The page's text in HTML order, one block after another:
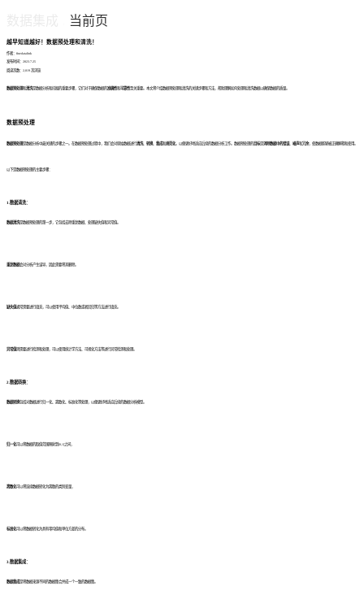
当前页
越早知道越好！数据预处理和清洗！
作者：finedatalink
发布时间：2023.7.25
阅读次数：2,019 次浏览
数据预处理 和 清洗 是数据分析和挖掘的重要步骤，它们对于确保数据的 准确性 和 可靠性至关重要。本文将介绍数据预处理和清洗的关键步骤和方法，帮助理解如何处理和清洗数据以确保数据的质量。
数据预处理
数据预处理 是数据分析中最关键的步骤之一。在数据预处理过程中，我们会对原始数据进行 清洗 转换、 集成和 规范化，以便更好地适应后续的数据分析工作。数据预处理的 目标 是 消除数据中的错误 噪声和 冗余，使数据能够被正确解释和使用。
以下是数据预处理的主要步骤：
1.数据清洗：
数据清洗 是数据预处理的第一步，它包括去除重复数据、处理缺失值和异常值。
重复数据会对分析产生误导，因此需要将其删除。
缺失值通常需要进行填充，可以使用平均值、中位数或者回归等方法进行填充。
异常值则需要进行检测和处理，可以使用统计学方法、可视化方法等进行异常检测和处理。
2.数据转换：
数据转换包括对数据进行归一化、离散化、标准化等处理，以便更好地适应后续的数据分析模型。
归一化可以将数据的取值范围映射到[0,1]之间，
离散化可以将连续数据转化为离散的类别变量，
标准化可以将数据转化为具有零均值和单位方差的分布。
3.数据集成：
数据集成是将数据来源不同的数据集合并成一个一致的数据集。